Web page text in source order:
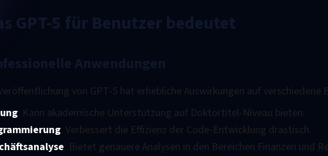
GPT-5 für Benutzer bedeutet
Anwendungen
von GPT-5 hat erhebliche Auswirkungen auf verschiedene
: Kann akademische Unterstützung auf Doktortitel-Niveau bieten.
: Verbessert die Effizienz der Code-Entwicklung drastisch.
: Bietet genauere Analysen in den Bereichen Finanzen und